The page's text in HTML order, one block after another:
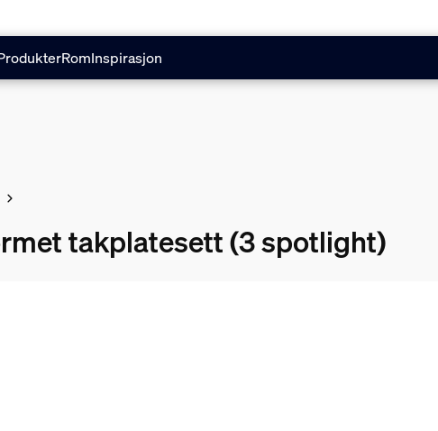
RomInspirasjon
takplatesett (3 spotlight)